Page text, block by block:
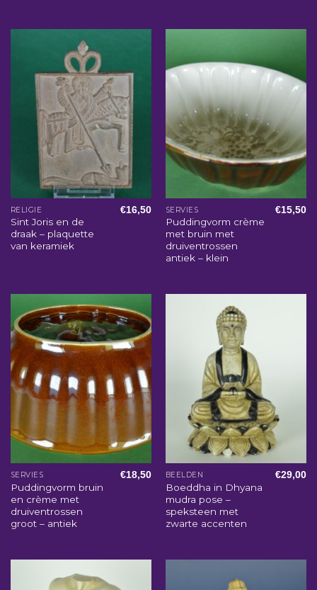
RELIGIE
Sint Joris en de
draak – plaquette
van keramiek
€16,50 SERVIES
Puddingvorm crème
met bruin met
druiventrossen
antiek – klein
€15,50
SERVIES
Puddingvorm bruin
en crème met
druiventrossen
groot – antiek
€18,50 BEELDEN
Boeddha in Dhyana
mudra pose –
speksteen met
zwarte accenten
€29,00